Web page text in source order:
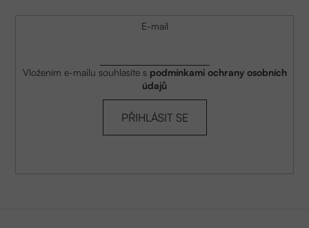
E-mail
Vložením e-mailu souhlasíte s podmínkami ochrany osobních
údajů
PŘIHLÁSIT SE